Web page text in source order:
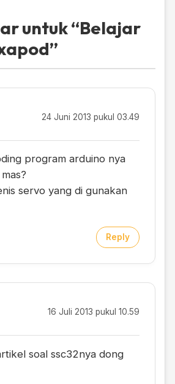
untuk “Belajar
”
24 Juni 2013 pukul 03.49
program arduino nya
servo yang di gunakan
Reply
16 Juli 2013 pukul 10.59
soal ssc32nya dong